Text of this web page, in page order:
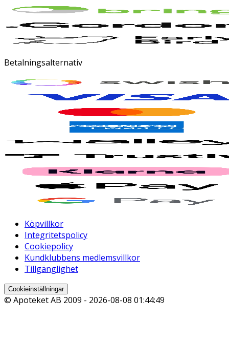
Betalningsalternativ
Köpvillkor
Integritetspolicy
Cookiepolicy
Kundklubbens medlemsvillkor
Tillgänglighet
Cookieinställningar
© Apoteket AB 2009 - 2026-08-08 01:44:49